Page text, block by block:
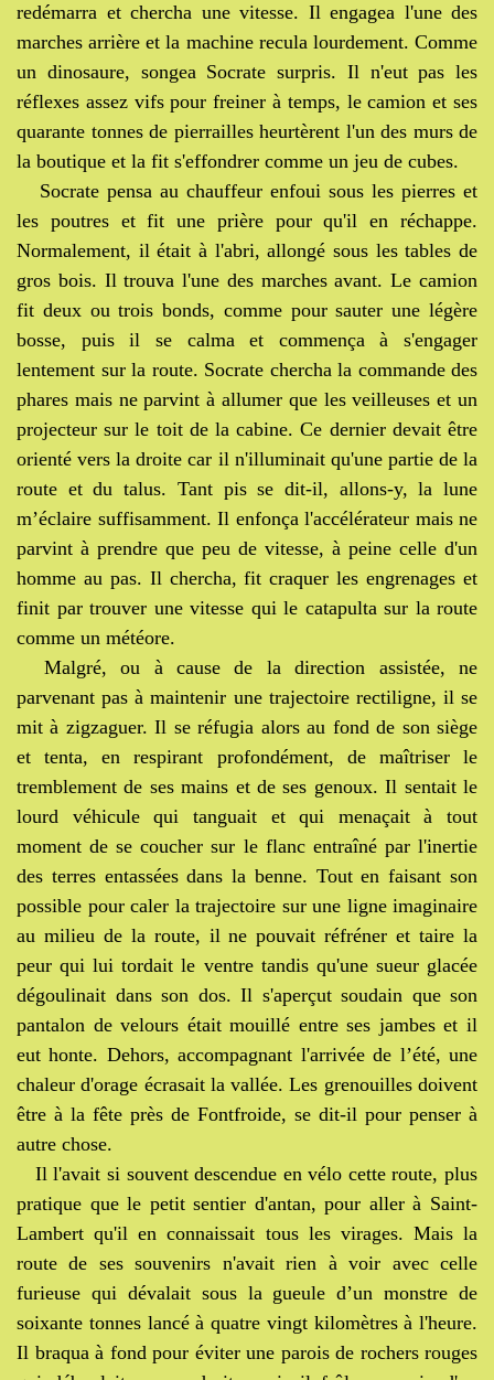
redémarra et chercha une vitesse. Il engagea l'une des
marches arrière et la machine recula lourdement. Comme
un dinosaure, songea Socrate surpris. Il n'eut pas les
réflexes assez vifs pour freiner à temps, le camion et ses
quarante tonnes de pierrailles heurtèrent l'un des murs de
la boutique et la fit s'effondrer comme un jeu de cubes.
Socrate pensa au chauffeur enfoui sous les pierres et
les poutres et fit une prière pour qu'il en réchappe.
Normalement, il était à l'abri, allongé sous les tables de
gros bois. Il trouva l'une des marches avant. Le camion
fit deux ou trois bonds, comme pour sauter une légère
bosse, puis il se calma et commença à s'engager
lentement sur la route. Socrate chercha la commande des
phares mais ne parvint à allumer que les veilleuses et un
projecteur sur le toit de la cabine. Ce dernier devait être
orienté vers la droite car il n'illuminait qu'une partie de la
route et du talus. Tant pis se dit-il, allons-y, la lune
m’éclaire suffisamment. Il enfonça l'accélérateur mais ne
parvint à prendre que peu de vitesse, à peine celle d'un
homme au pas. Il chercha, fit craquer les engrenages et
finit par trouver une vitesse qui le catapulta sur la route
comme un météore.
Malgré, ou à cause de la direction assistée, ne
parvenant pas à maintenir une trajectoire rectiligne, il se
mit à zigzaguer. Il se réfugia alors au fond de son siège
et tenta, en respirant profondément, de maîtriser le
tremblement de ses mains et de ses genoux. Il sentait le
lourd véhicule qui tanguait et qui menaçait à tout
moment de se coucher sur le flanc entraîné par l'inertie
des terres entassées dans la benne. Tout en faisant son
possible pour caler la trajectoire sur une ligne imaginaire
au milieu de la route, il ne pouvait réfréner et taire la
peur qui lui tordait le ventre tandis qu'une sueur glacée
dégoulinait dans son dos. Il s'aperçut soudain que son
pantalon de velours était mouillé entre ses jambes et il
eut honte. Dehors, accompagnant l'arrivée de l’été, une
chaleur d'orage écrasait la vallée. Les grenouilles doivent
être à la fête près de Fontfroide, se dit-il pour penser à
autre chose.
Il l'avait si souvent descendue en vélo cette route, plus
pratique que le petit sentier d'antan, pour aller à Saint-
Lambert qu'il en connaissait tous les virages. Mais la
route de ses souvenirs n'avait rien à voir avec celle
furieuse qui dévalait sous la gueule d’un monstre de
soixante tonnes lancé à quatre vingt kilomètres à l'heure.
Il braqua à fond pour éviter une parois de rochers rouges